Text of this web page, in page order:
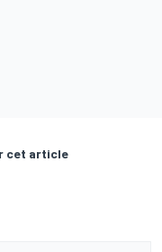
cet article